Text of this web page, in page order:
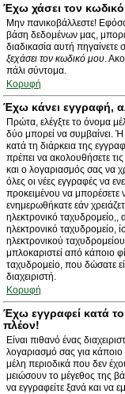
Έχω χάσει τον
Μην πανικοβάλλεστε!
βάση δεδομένων μας,
διαδικασία αυτή πηγαίνετε
ξεχάσει τον κωδικό μου.
πάλι σύντομα.
Κορυφή
Έχω κάνει εγγραφή,
Πρώτα, ελέγξτε το όνομα
δύο μπορεί να συμβαίνει.
κατά τη διάρκεια της
πρέπει να ακολουθήσετε
και ο λογαριασμός σας να
όλες οι νέες εγγραφές να
προκειμένου να μπορέσετε
ενημερωθήκατε εάν
ηλεκτρονικό ταχυδρομείο,,
ηλεκτρονικό ταχυδρομείο,
ηλεκτρονικού
μπλοκαριστεί από κάποιο
ταχυδρομείο, που δώσατε
διαχειριστή.
Κορυφή
Έχω εγγραφεί κατά
πλέον!
Είναι πιθανό ένας
λογαριασμό σας για
μέλη περιοδικά που δεν
μειώσουν το μέγεθος της
να εγγραφείτε ξανά και να